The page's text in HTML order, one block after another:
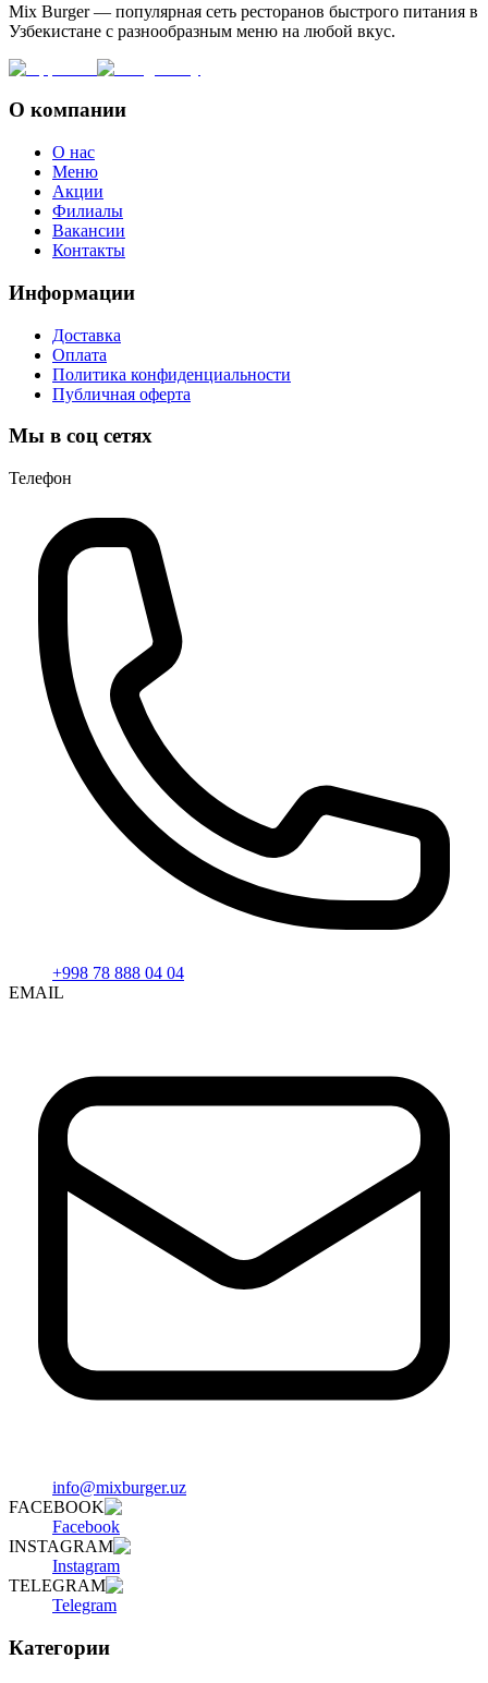
Mix Burger — популярная сеть ресторанов быстрого питания в
Узбекистане с разнообразным меню на любой вкус.
О компании
О нас
Меню
Акции
Филиалы
Вакансии
Контакты
Информации
Доставка
Оплата
Политика конфиденциальности
Публичная оферта
Мы в соц сетях
Телефон
+998 78 888 04 04
EMAIL
info@mixburger.uz
FACEBOOK
Facebook
INSTAGRAM
Instagram
TELEGRAM
Telegram
Категории